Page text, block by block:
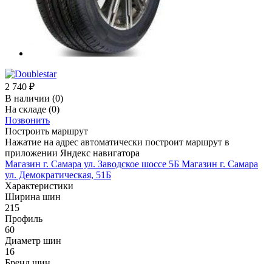
2 740 ₽
В наличии (0)
На складе (0)
Позвонить
Построить маршрут
Нажатие на адрес автоматически построит маршрут в
приложении Яндекс навигатора
Магазин г. Самара ул. Заводское шоссе 5Б Магазин г. Самара
ул. Демократическая, 51Б
Характеристики
Ширина шин
215
Профиль
60
Диаметр шин
16